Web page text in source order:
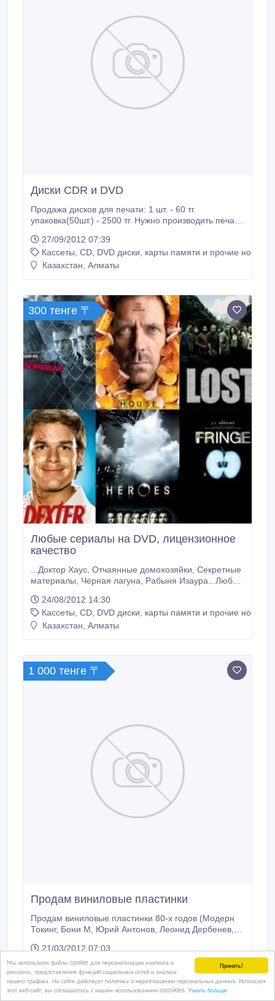
Принять!
Мы используем файлы cookie для персонализации контента и
рекламы, предоставления функций социальных сетей и анализа
нашего трафика. На сайте действует политика о неразглашении персональных данных. Используя
этот веб-сайт, вы соглашаетесь с нашим использованием coookies. Узнать больше
Диски CDR и DVD
Продажа дисков для печати: 1 шт. - 60 тг.
упаковка(50шт.) - 2500 тг. Нужно производить печать
изображения..
27/09/2012 07:39
Кассеты, CD, DVD диски, карты памяти и прочие
Казахстан, Алматы
300 тенге 〒
Любые сериалы на DVD, лицензионное
качество
...Доктор Хаус, Отчаянные домохозяйки, Секретные
материалы, Чёрная лагуна, Рабыня Изаура...Любые
художественные, мультипликационные,
документальные, познавательные. Только у нас -
бесплатная доставка по городу. Только у нас - DVD
24/08/2012 14:30
Кассеты, CD, DVD диски, карты памяти и прочие
Казахстан, Алматы
1 000 тенге 〒
Продам виниловые пластинки
Продам виниловые пластинки 80-х годов (Модерн
Токинг, Бони М, Юрий Антонов, Леонид Дербенев,
Ротару, Богатые и бедные).
21/03/2012 07:03
Кассеты, CD, DVD диски, карты памяти и прочие
Казахстан, Алматы